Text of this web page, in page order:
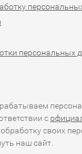
персональных
с
обработку своих
наш сайт.